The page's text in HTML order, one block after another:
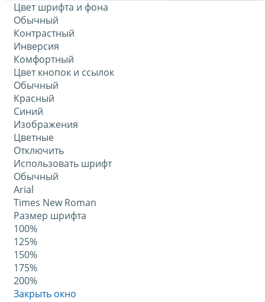
Цвет шрифта и фона
Обычный
Контрастный
Инверсия
Комфортный
Цвет кнопок и ссылок
Обычный
Красный
Синий
Изображения
Цветные
Отключить
Использовать шрифт
Обычный
Arial
Times New Roman
Размер шрифта
100%
125%
150%
175%
200%
Закрыть окно